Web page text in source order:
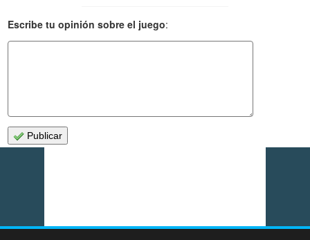
Escribe tu opinión sobre el juego:
Publicar